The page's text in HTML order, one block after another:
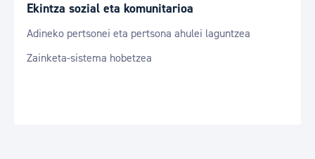
Ekintza sozial eta komunitarioa
Adineko pertsonei eta pertsona ahulei laguntzea
Zainketa-sistema hobetzea